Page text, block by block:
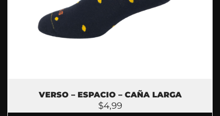
VERSO – ESPACIO – CAÑA LARGA
$4,99